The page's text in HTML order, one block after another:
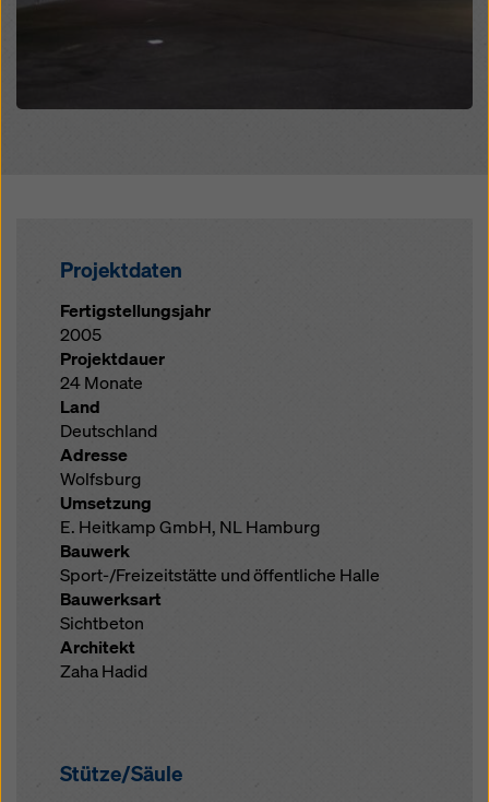
Projektdaten
Fertigstellungsjahr
2005
Projektdauer
24 Monate
Land
Deutschland
Adresse
Wolfsburg
Umsetzung
E. Heitkamp GmbH, NL Hamburg
Bauwerk
Sport-/Freizeitstätte und öffentliche Halle
Bauwerksart
Sichtbeton
Architekt
Zaha Hadid
Stütze/Säule